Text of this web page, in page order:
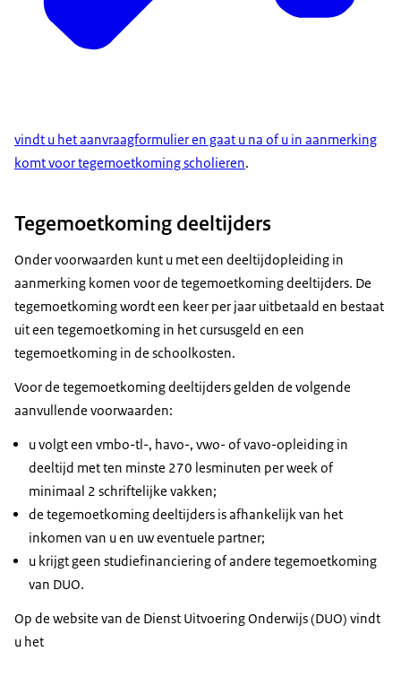
vindt u het aanvraagformulier en gaat u na of u in aanmerking
komt voor tegemoetkoming scholieren.
Tegemoetkoming deeltijders
Onder voorwaarden kunt u met een deeltijdopleiding in
aanmerking komen voor de tegemoetkoming deeltijders. De
tegemoetkoming wordt een keer per jaar uitbetaald en bestaat
uit een tegemoetkoming in het cursusgeld en een
tegemoetkoming in de schoolkosten.
Voor de tegemoetkoming deeltijders gelden de volgende
aanvullende voorwaarden:
u volgt een vmbo-tl-, havo-, vwo- of vavo-opleiding in
deeltijd met ten minste 270 lesminuten per week of
minimaal 2 schriftelijke vakken;
de tegemoetkoming deeltijders is afhankelijk van het
inkomen van u en uw eventuele partner;
u krijgt geen studiefinanciering of andere tegemoetkoming
van DUO.
Op de website van de Dienst Uitvoering Onderwijs (DUO) vindt
u het